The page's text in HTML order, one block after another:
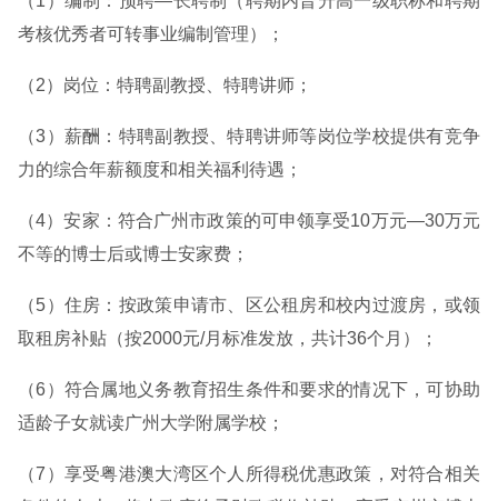
考核优秀者可转事业编制管理）；
（2）岗位：特聘副教授、特聘讲师；
（3）薪酬：特聘副教授、特聘讲师等岗位学校提供有竞争
力的综合年薪额度和相关福利待遇；
（4）安家：符合广州市政策的可申领享受10万元—30万元
不等的博士后或博士安家费；
（5）住房：按政策申请市、区公租房和校内过渡房，或领
取租房补贴（按2000元/月标准发放，共计36个月）；
（6）符合属地义务教育招生条件和要求的情况下，可协助
适龄子女就读广州大学附属学校；
（7）享受粤港澳大湾区个人所得税优惠政策，对符合相关